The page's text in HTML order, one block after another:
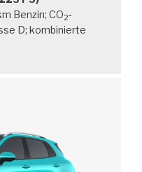
Benzin; CO2-
D; kombinierte